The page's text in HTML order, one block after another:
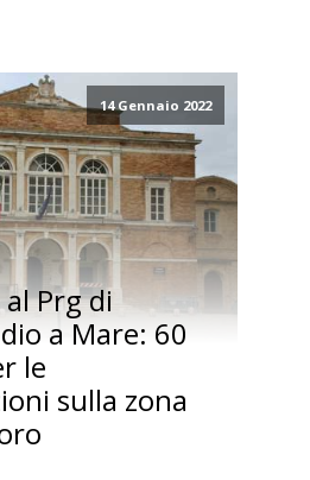
14 Gennaio 2022
Prg di
a Mare: 60
le
sulla zona